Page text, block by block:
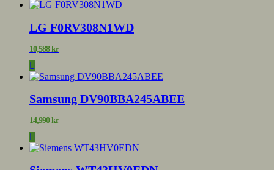
LG F0RV308N1WD
10,588kr
Samsung DV90BBA245ABEE
14,990kr